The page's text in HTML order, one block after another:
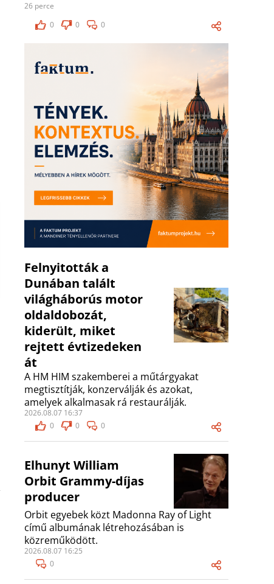
26 perce
0
0 0
Felnyitották a
Dunában talált
világháborús motor
oldaldobozát,
kiderült, miket
rejtett évtizedeken
át
A HM HIM szakemberei a műtárgyakat
megtisztítják, konzerválják és azokat,
amelyek alkalmasak rá restaurálják.
2026.08.07 16:37
0
0 0
Elhunyt William
Orbit Grammy-díjas
producer
Orbit egyebek közt Madonna Ray of Light
című albumának létrehozásában is
közreműködött.
2026.08.07 16:25
0